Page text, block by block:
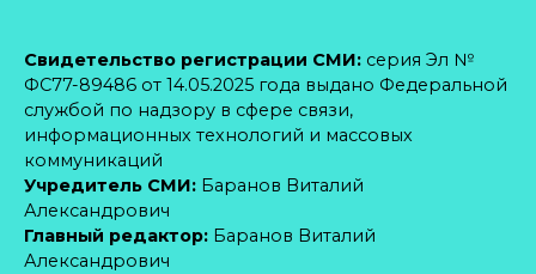
Свидетельство регистрации СМИ: серия Эл №
ФС77-89486 от 14.05.2025 года выдано Федеральной
службой по надзору в сфере связи,
информационных технологий и массовых
коммуникаций
Учредитель СМИ: Баранов Виталий
Александрович
Главный редактор: Баранов Виталий
Александрович